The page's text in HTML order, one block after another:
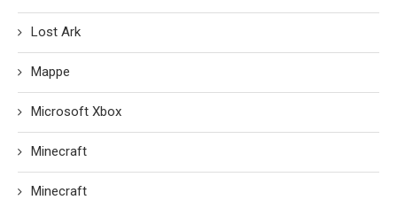
Lost Ark
Mappe
Microsoft Xbox
Minecraft
Minecraft